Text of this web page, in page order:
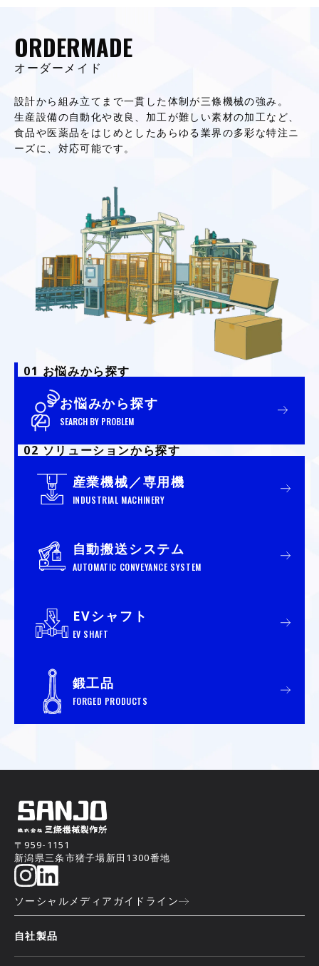
ORDERMADE
オーダーメイド
設計から組み立てまで一貫した体制が三條機械の強み。
生産設備の自動化や改良、加工が難しい素材の加工など、
食品や医薬品をはじめとしたあらゆる業界の多彩な特注ニ
ーズに、対応可能です。
01 お悩みから探す
お悩みから探す
SEARCH BY PROBLEM
02 ソリューションから探す
産業機械／専用機
INDUSTRIAL MACHINERY
自動搬送システム
AUTOMATIC CONVEYANCE SYSTEM
EVシャフト
EV SHAFT
鍛工品
FORGED PRODUCTS
自社製品
〒959-1151
新潟県三条市猪子場新田1300番地
ソーシャルメディアガイドライン